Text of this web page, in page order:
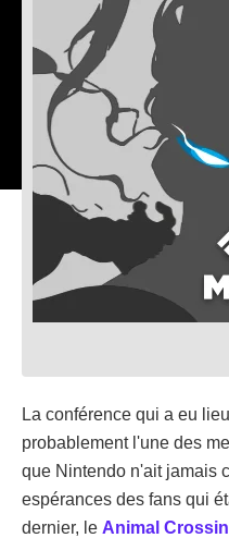
La conférence qui a eu
probablement l'une des
que Nintendo n'ait jamais
espérances des fans qui
dernier, le Animal